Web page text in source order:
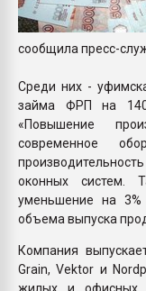
сообщила пресс-
Среди них -
займа ФРП на
«Повышение
современное
оконных систем.
уменьшение на
объема выпуска
Компания
Grain, Vektor и
жилых и офисных